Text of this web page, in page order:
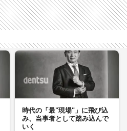
時代の「最"現場"」に飛び込
み、当事者として踏み込んで
いく